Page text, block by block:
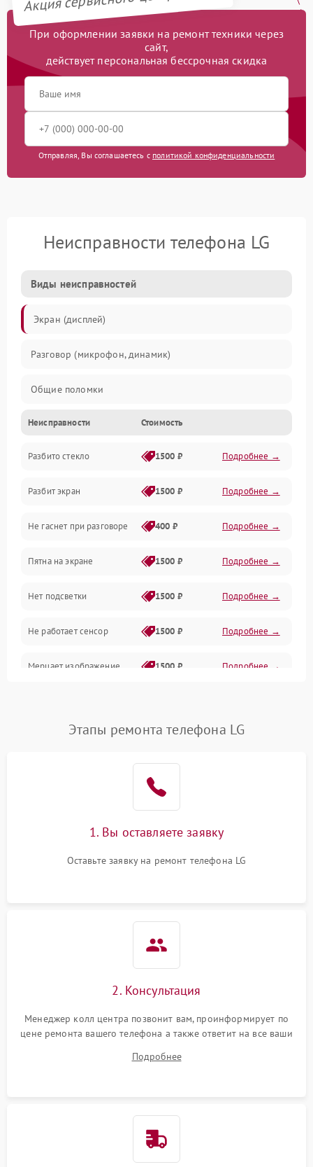
При оформлении заявки на ремонт техники через
сайт,
действует персональная бессрочная скидка
Отправляя, Вы соглашаетесь с политикой конфиденциальности
Неисправности телефона LG
Виды неисправностей
Экран (дисплей)
Разговор (микрофон, динамик)
Общие поломки
Проблемы связи
Камеры
Проблемы с дисплеем и сенсором
Зарядка
Проблемы с питанием, зарядкой и аккумулятором
Проблемы с работой системы, корпусом и другие
Неисправности Стоимость
Разбито стекло 1500 ₽ Подробнее →
Разбит экран 1500 ₽ Подробнее →
Не гаснет при разговоре 400 ₽ Подробнее →
Пятна на экране 1500 ₽ Подробнее →
Нет подсветки 1500 ₽ Подробнее →
Не работает сенсор 1500 ₽ Подробнее →
Мерцает изображение 1500 ₽ Подробнее →
Не работает Face ID 4000 ₽ Подробнее →
Этапы ремонта телефона LG
1. Вы оставляете заявку
Оставьте заявку на ремонт телефона LG
2. Консультация
Менеджер колл центра позвонит вам, проинформирует по
цене ремонта вашего телефона а также ответит на все ваши
Подробнее